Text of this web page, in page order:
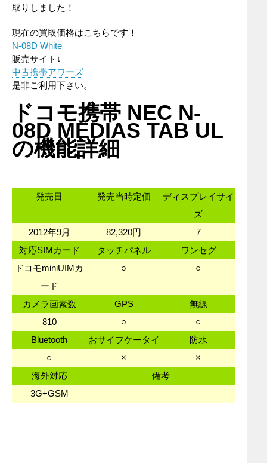
取りしました！
現在の買取価格はこちらです！
N-08D White
販売サイト↓
中古携帯アワーズ
是非ご利用下さい。
ドコモ携帯 NEC N-
08D MEDIAS TAB UL
の機能詳細
発売日 発売当時定価
ディスプレイサイ
ズ
2012年9月
82,320円
7
対応SIMカード
タッチパネル
ワンセグ
ドコモminiUIMカ
ード
○ ○
カメラ画素数 GPS
無線
810
○
○
Bluetooth
おサイフケータイ
防水
○
×
×
海外対応
備考
3G+GSM